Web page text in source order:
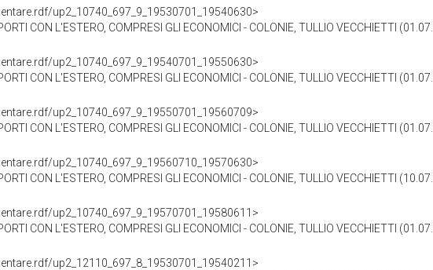
up2_10740_697_9_19530701_19540630>
CON L'ESTERO, COMPRESI GLI ECONOMICI - COLONIE, TULLIO VECCHIETTI
up2_10740_697_9_19540701_19550630>
CON L'ESTERO, COMPRESI GLI ECONOMICI - COLONIE, TULLIO VECCHIETTI
up2_10740_697_9_19550701_19560709>
CON L'ESTERO, COMPRESI GLI ECONOMICI - COLONIE, TULLIO VECCHIETTI
up2_10740_697_9_19560710_19570630>
CON L'ESTERO, COMPRESI GLI ECONOMICI - COLONIE, TULLIO VECCHIETTI
up2_10740_697_9_19570701_19580611>
CON L'ESTERO, COMPRESI GLI ECONOMICI - COLONIE, TULLIO VECCHIETTI
up2_12110_697_8_19530701_19540211>